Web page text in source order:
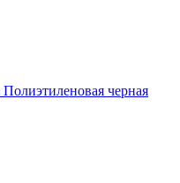
Полиэтиленовая черная